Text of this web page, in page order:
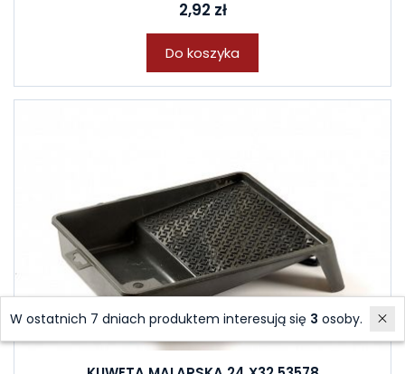
2,92 zł
Do koszyka
W ostatnich 7 dniach produktem interesują się 3 osoby.